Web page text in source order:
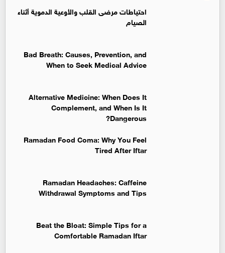
‏احتياطات مرضى القلب والأوعية الدموية أثناء
الصيام
Bad Breath: Causes, Prevention, and
When to Seek Medical Advice
Alternative Medicine: When Does It
Complement, and When Is It
Dangerous?
Ramadan Food Coma: Why You Feel
Tired After Iftar
Ramadan Headaches: Caffeine
Withdrawal Symptoms and Tips
Beat the Bloat: Simple Tips for a
Comfortable Ramadan Iftar